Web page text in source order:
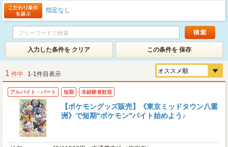
指定なし
入力した条件を クリア この条件を 保存
1 件中 1-1件目表示
アルバイト・パート 短期 未経験者歓迎
【ポケモングッズ販売】《東京ミッドタウン八重
洲》で短期"ポケモン"バイト始めよう♪